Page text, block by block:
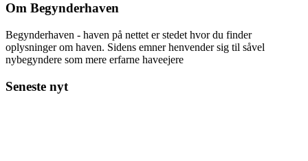
Om Begynderhaven
Begynderhaven - haven på nettet er stedet hvor du finder
oplysninger om haven. Sidens emner henvender sig til såvel
nybegyndere som mere erfarne haveejere
Seneste nyt